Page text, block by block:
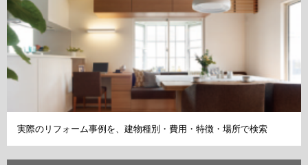
実際のリフォーム事例を、建物種別・費用・特徴・場所で検索